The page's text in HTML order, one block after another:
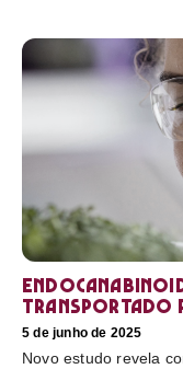
transportado
5 de junho de 2025
Novo estudo revela